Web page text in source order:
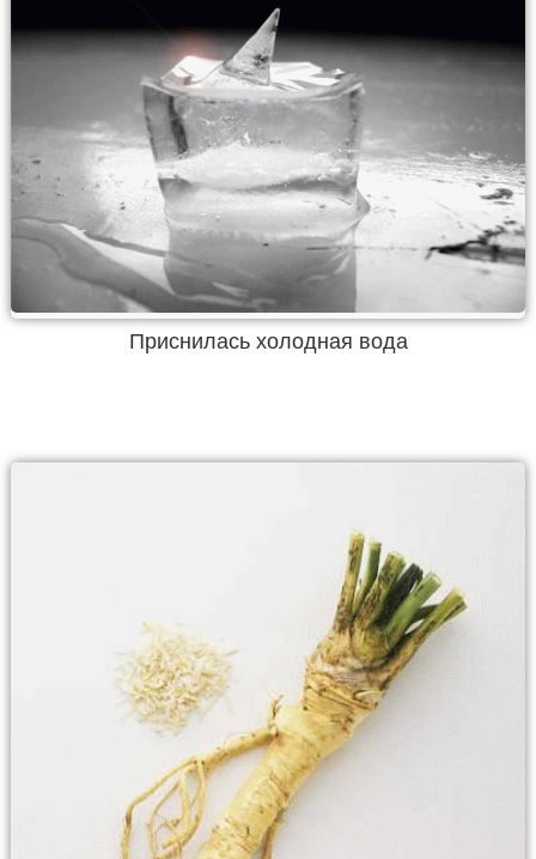
Приснилась холодная вода